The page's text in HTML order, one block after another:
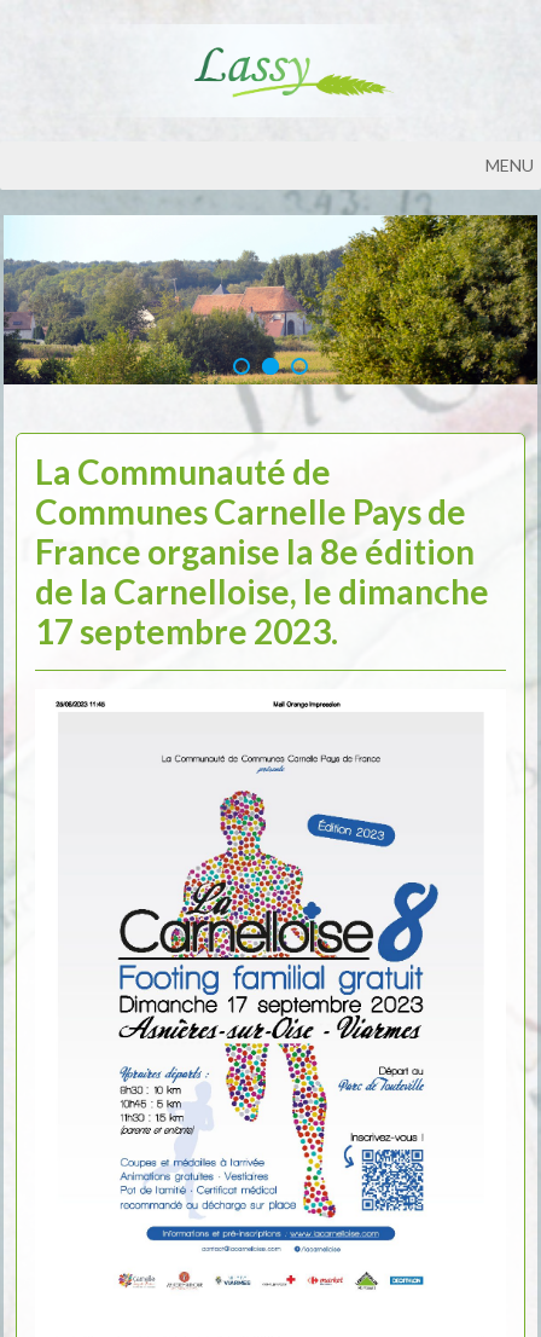
MENU
La Communauté de
Communes Carnelle Pays de
France organise la 8e édition
de la Carnelloise, le dimanche
17 septembre 2023.